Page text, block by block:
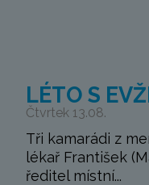
LÉTO S
Čtvrtek 13.08.
Tři kamarádi z
lékař František
ředitel místní...